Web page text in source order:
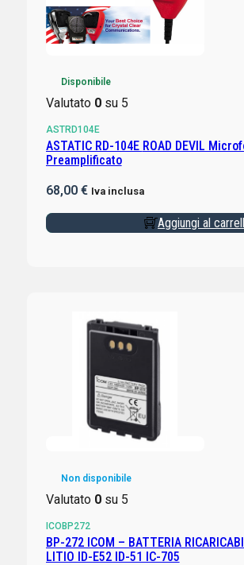
Disponibile
Valutato 0su 5
ASTRD104E
ASTATIC RD-104E ROAD DEVIL Microfono Palmare
Preamplificato
68,00 € Iva inclusa
Aggiungi al
Non disponibile
Valutato 0su 5
ICOBP272
BP-272 ICOM – BATTERIA
LITIO ID-E52 ID-51 IC-705